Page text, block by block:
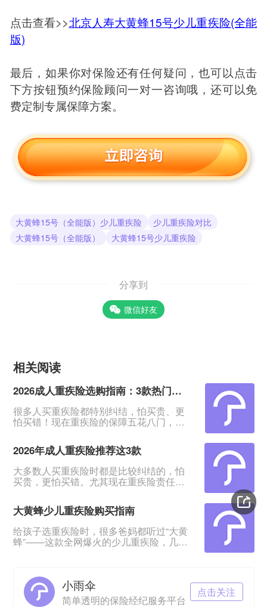
点击查看>>北京人寿大黄蜂15号少儿重疾险(全能
版)
最后，如果你对保险还有任何疑问，也可以点击
下方按钮预约保险顾问一对一咨询哦，还可以免
费定制专属保障方案。
大黄蜂15号（全能版）少儿重疾险
少儿重疾险对比
大黄蜂15号（全能版）
大黄蜂15号少儿重疾险
分享到
微信好友
相关阅读
2026成人重疾险选购指南：3款热门产品全面测评
很多人买重疾险都特别纠结，怕买贵、更
怕买错！现在重疾险的保障五花八门，条
专门对比整理了2026年市面上口碑、性价
比都靠前的3款成人重疾险，不管你是预算
有限、身体健康，还是身体有点小异常、
不好投保，都能从中挑到合适的。&nbsp;
一、君龙超级玛丽16号Pro：普通人首选，
重疾险里的性价比王
2026年成人重疾险推荐这3款
大多数人买重疾险时都是比较纠结的，怕
买贵，更怕买错。尤其现在重疾险责任越
比整理，给大家挑出成人重疾险榜单前列
的3款产品，适合各种预算、不同身体状况
的人群。&nbsp;如果你打算买重疾险，如
果你带病投保，或者预算紧张，这3款产品
能满足你的需求。
大黄蜂少儿重疾险购买指南
给孩子选重疾险时，很多爸妈都听过“大黄
蜂”——这款全网爆火的少儿重疾险，几乎
制的？在哪里买最放心？听说小雨伞保险
经纪是定制方，这家公司靠谱吗？理赔会
不会麻烦？今天就来一一拆解这些问题，
小雨伞
简单透明的保险经纪服务平台
点击关注